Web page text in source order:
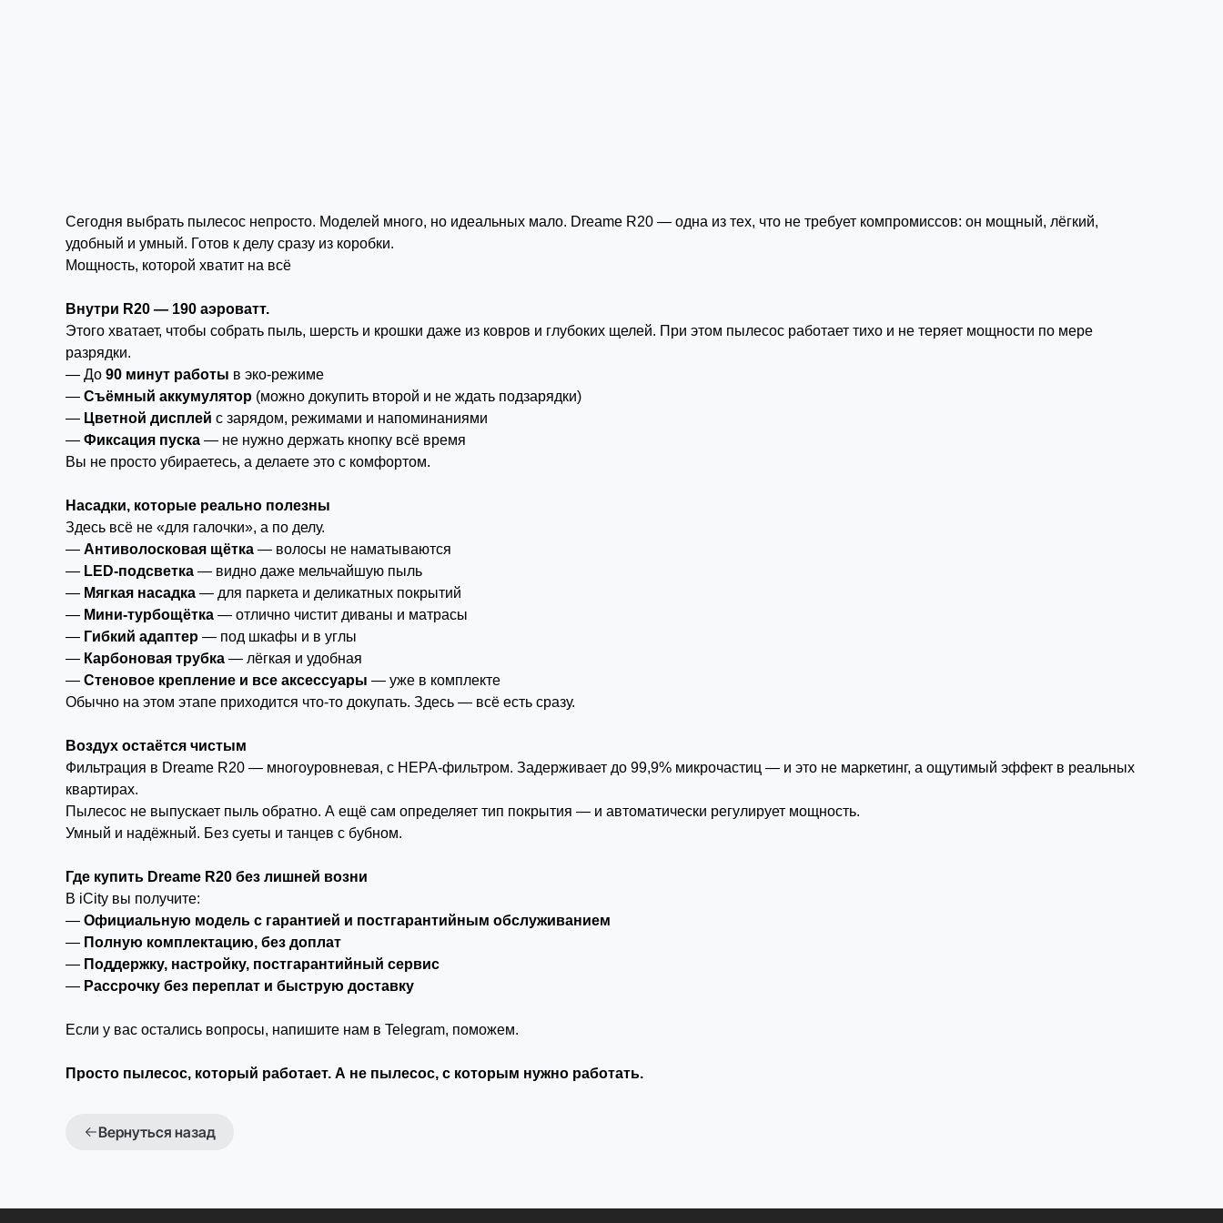
Сегодня выбрать пылесос непросто. Моделей много, но идеальных мало. Dreame R20 — одна из тех, что не требует компромиссов: он мощный, лёгкий,
удобный и умный. Готов к делу сразу из коробки.
Мощность, которой хватит на всё
Внутри R20 — 190 аэроватт.
Этого хватает, чтобы собрать пыль, шерсть и крошки даже из ковров и глубоких щелей. При этом пылесос работает тихо и не теряет мощности по мере
разрядки.
— До 90 минут работы в эко-режиме
— Съёмный аккумулятор (можно докупить второй и не ждать подзарядки)
— Цветной дисплей с зарядом, режимами и напоминаниями
— Фиксация пуска — не нужно держать кнопку всё время
Вы не просто убираетесь, а делаете это с комфортом.
Насадки, которые реально полезны
Здесь всё не «для галочки», а по делу.
— Антиволосковая щётка — волосы не наматываются
— LED-подсветка — видно даже мельчайшую пыль
— Мягкая насадка — для паркета и деликатных покрытий
— Мини-турбощётка — отлично чистит диваны и матрасы
— Гибкий адаптер — под шкафы и в углы
— Карбоновая трубка — лёгкая и удобная
— Стеновое крепление и все аксессуары — уже в комплекте
Обычно на этом этапе приходится что-то докупать. Здесь — всё есть сразу.
Воздух остаётся чистым
Фильтрация в Dreame R20 — многоуровневая, с HEPA-фильтром. Задерживает до 99,9% микрочастиц — и это не маркетинг, а ощутимый эффект в реальных
квартирах.
Пылесос не выпускает пыль обратно. А ещё сам определяет тип покрытия — и автоматически регулирует мощность.
Умный и надёжный. Без суеты и танцев с бубном.
Где купить Dreame R20 без лишней возни
В iCity вы получите:
— Официальную модель с гарантией и постгарантийным обслуживанием
— Полную комплектацию, без доплат
— Поддержку, настройку, постгарантийный сервис
— Рассрочку без переплат и быструю доставку
Если у вас остались вопросы, напишите нам в Telegram, поможем.
Просто пылесос, который работает. А не пылесос, с которым нужно работать.
Вернуться назад